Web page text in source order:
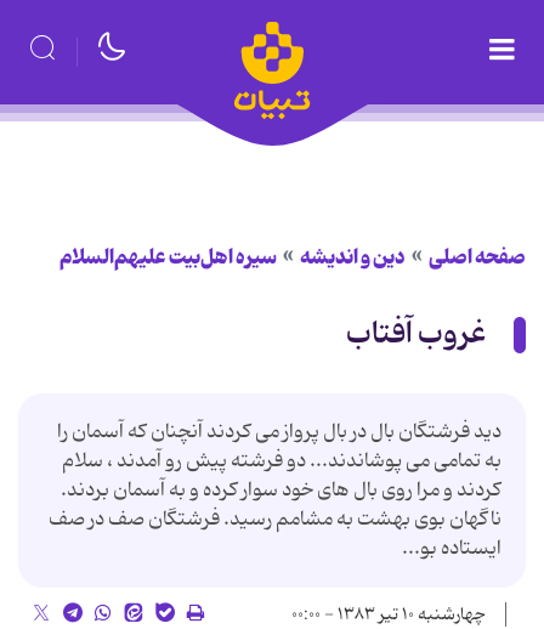
صفحه اصلی دین و اندیشه سیره اهل‌بیت علیهم‌السلام
غروب آفتاب
دید فرشتگان بال در بال پرواز می کردند آنچنان که آسمان را
به تمامی می پوشاندند... دو فرشته پیش رو آمدند ، سلام
کردند و مرا روی بال های خود سوار کرده و به آسمان بردند.
ناگهان بوی بهشت به مشامم رسید. فرشتگان صف در صف
ایستاده بو...
چهارشنبه ۱۰ تیر ۱۳۸۳ - ۰۰:۰۰